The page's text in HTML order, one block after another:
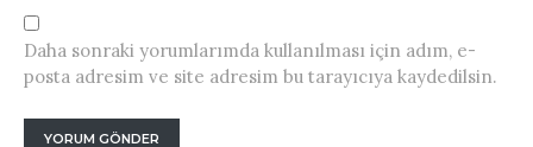
Daha sonraki yorumlarımda kullanılması için adım, e-
posta adresim ve site adresim bu tarayıcıya kaydedilsin.